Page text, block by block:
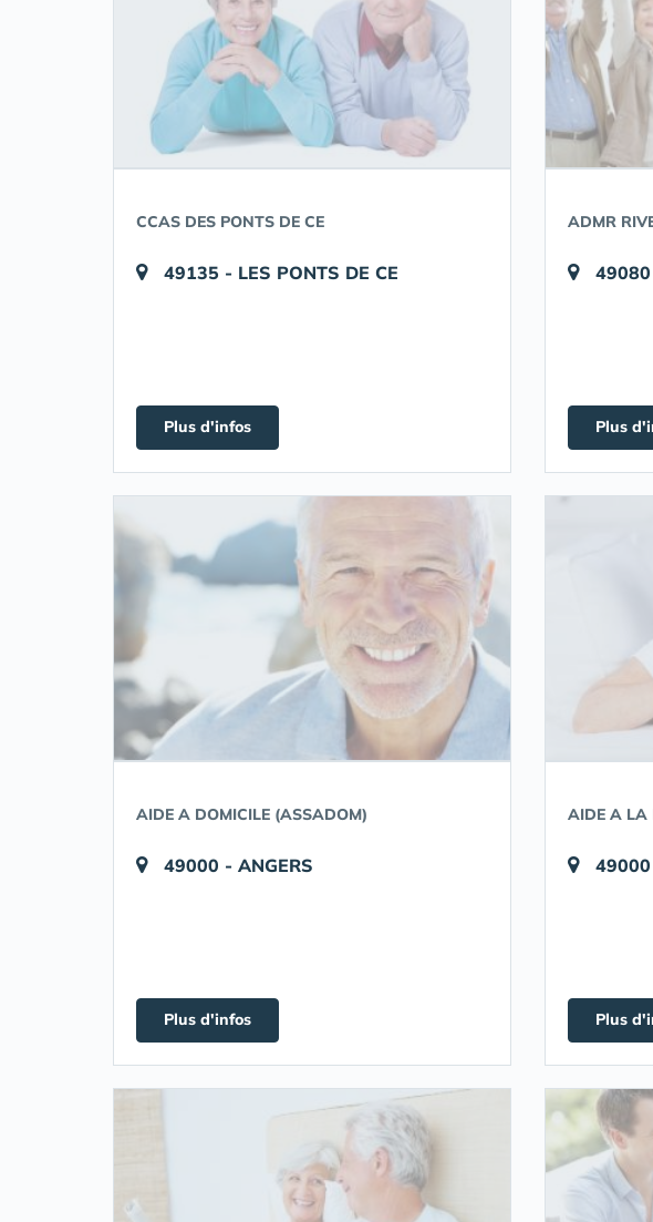
CCAS DES PONTS DE CE
49135 - LES PONTS DE CE
Plus d'infos
ADMR
49080
Plus
AIDE A DOMICILE (ASSADOM)
49000 - ANGERS
Plus d'infos
AIDE A LA
49000
Plus